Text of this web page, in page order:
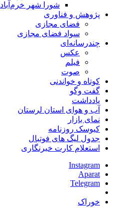
شورا شهر خرم‌آباد
پژوهش و فناوری
فضای مجازی
سواد فضای مجازی
چندرسانه‌ای
عكس
فیلم
صوت
کوتاه و خواندنی
گفت وگو
یادداشت
آب و هوای استان لرستان
نمای بازار
کیوسک روزنامه
جدول لیگ های فوتبال
استعلام کارت خبرنگاری
Instagram
Aparat
Telegram
خوراک